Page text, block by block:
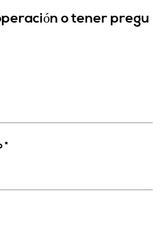
o tener pregu
*